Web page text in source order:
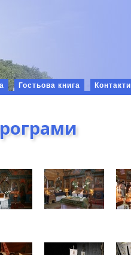
Гостьова книга Контакти